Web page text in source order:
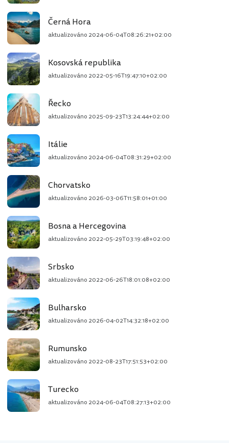
Černá Hora
aktualizováno 2024-06-04T08:26:21+02:00
Kosovská republika
aktualizováno 2022-05-16T19:47:10+02:00
Řecko
aktualizováno 2025-09-23T13:24:44+02:00
Itálie
aktualizováno 2024-06-04T08:31:29+02:00
Chorvatsko
aktualizováno 2026-03-06T11:58:01+01:00
Bosna a Hercegovina
aktualizováno 2022-05-29T03:19:48+02:00
Srbsko
aktualizováno 2022-06-26T18:01:08+02:00
Bulharsko
aktualizováno 2026-04-02T14:32:18+02:00
Rumunsko
aktualizováno 2022-08-23T17:51:53+02:00
Turecko
aktualizováno 2024-06-04T08:27:13+02:00